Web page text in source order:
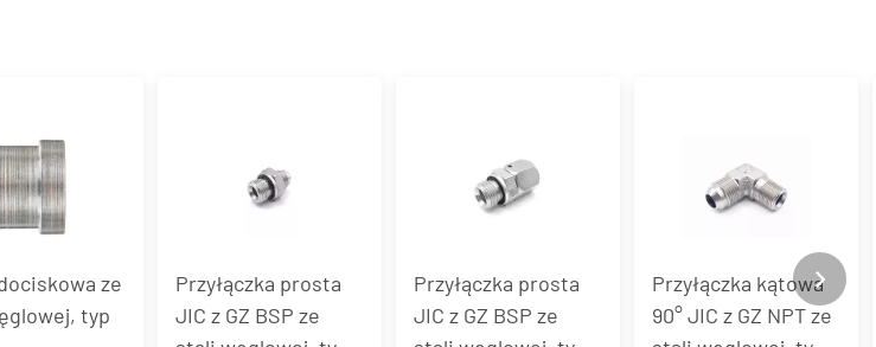
prosta
BSP ze
Przyłączka prosta
JIC z GZ BSP ze
Przyłączka kątowa
90° JIC z GZ NPT ze
Złączka trójnikowa
nastawialna